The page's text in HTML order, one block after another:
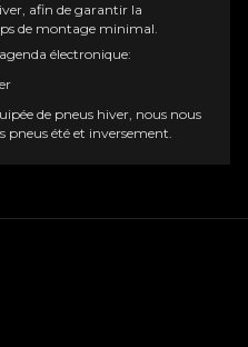
afin de garantir la
de montage minimal.
électronique:
de pneus hiver, nous nous
pneus été et inversement.